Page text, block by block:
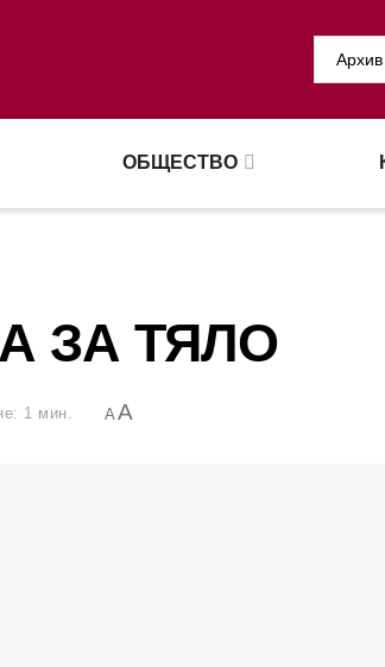
ОБЩЕСТВО
ЗА ТЯЛО
1 мин. AA